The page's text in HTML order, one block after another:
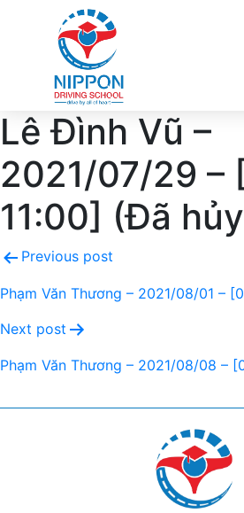
Lê Đình Vũ –
2021/07/29 –
11:00] (Đã
Previous post
Phạm Văn Thương – 2021/08/01 –
Next post
Phạm Văn Thương – 2021/08/08 –